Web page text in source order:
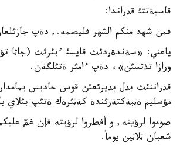
قاسيةتتئ قذراندا:
فمن شهد منكم الشهر فليصمه., دةپ
ياعني: «سةندةردئث قايسئ ءبئرئث (جاثا
ورازا تذتسئن»، دةپ ءامئر ةتئلگةن.
قذراننئث بذل بذيرئعئن قوس حاديس
مؤسليم ةثبةكتةرئندة كةثئرةك ةتئپ بئلاي
صوموا لرؤيته, و أفطروا لرؤيته فإن غمّ
شعبان ثلاثين يوماً.